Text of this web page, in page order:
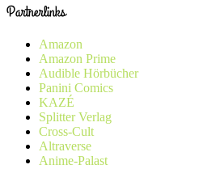
Partnerlinks
Amazon
Amazon Prime
Audible Hörbücher
Panini Comics
KAZÉ
Splitter Verlag
Cross-Cult
Altraverse
Anime-Palast